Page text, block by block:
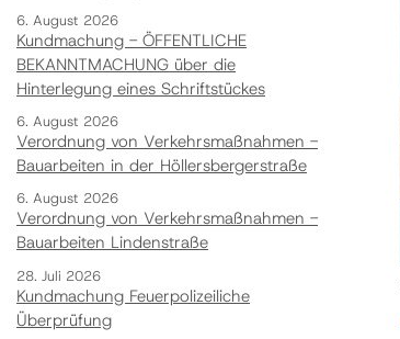
6. August 2026
Kundmachung - ÖFFENTLICHE
BEKANNTMACHUNG über die
Hinterlegung eines Schriftstückes
6. August 2026
Verordnung von Verkehrsmaßnahmen -
Bauarbeiten in der Höllersbergerstraße
6. August 2026
Verordnung von Verkehrsmaßnahmen -
Bauarbeiten Lindenstraße
28. Juli 2026
Kundmachung Feuerpolizeiliche
Überprüfung